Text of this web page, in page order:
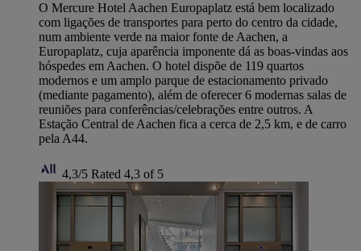
O Mercure Hotel Aachen Europaplatz está bem localizado
com ligações de transportes para perto do centro da cidade,
num ambiente verde na maior fonte de Aachen, a
Europaplatz, cuja aparência imponente dá as boas-vindas aos
hóspedes em Aachen. O hotel dispõe de 119 quartos
modernos e um amplo parque de estacionamento privado
(mediante pagamento), além de oferecer 6 modernas salas de
reuniões para conferências/celebrações entre outros. A
Estação Central de Aachen fica a cerca de 2,5 km, e de carro
pela A44.
4,3/5 Rated 4,3 of 5